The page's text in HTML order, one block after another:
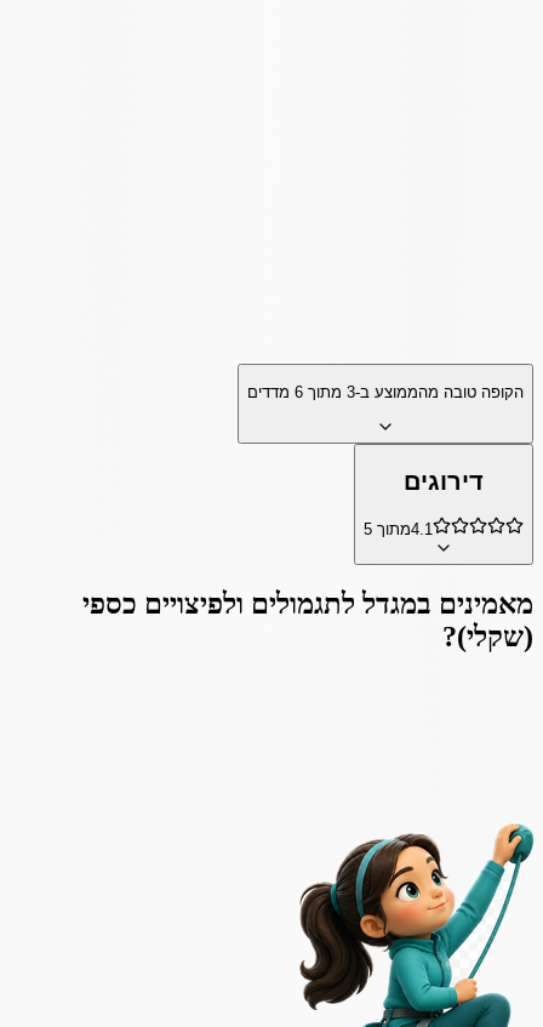
הקופה טובה מהממוצע ב-3 מתוך 6 מדדים
דירוגים
4.1מתוך 5
מאמינים במגדל לתגמולים ולפיצויים כספי
(שקלי)?